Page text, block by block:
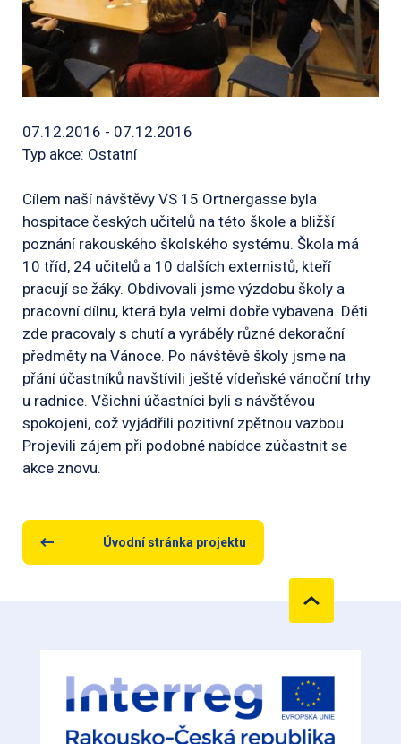
07.12.2016 - 07.12.2016
Typ akce: Ostatní
Cílem naší návštěvy VS 15 Ortnergasse byla
hospitace českých učitelů na této škole a bližší
poznání rakouského školského systému. Škola má
10 tříd, 24 učitelů a 10 dalších externistů, kteří
pracují se žáky. Obdivovali jsme výzdobu školy a
pracovní dílnu, která byla velmi dobře vybavena. Děti
zde pracovaly s chutí a vyráběly různé dekorační
předměty na Vánoce. Po návštěvě školy jsme na
přání účastníků navštívili ještě vídeňské vánoční trhy
u radnice. Všichni účastníci byli s návštěvou
spokojeni, což vyjádřili pozitivní zpětnou vazbou.
Projevili zájem při podobné nabídce zúčastnit se
akce znovu.
Úvodní stránka projektu